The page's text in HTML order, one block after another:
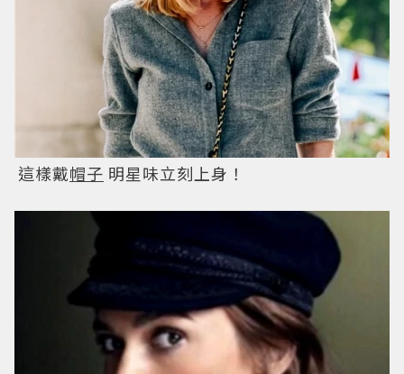
這樣戴帽子 明星味立刻上身！